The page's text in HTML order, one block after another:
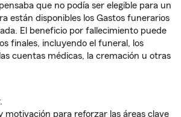
que no podía ser elegible para un
están disponibles los Gastos funerarios
El beneficio por fallecimiento puede
finales, incluyendo el funeral, los
cuentas médicas, la cremación u otras
motivación para reforzar las áreas clave